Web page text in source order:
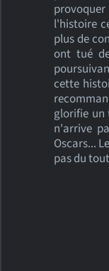
l'histoire
plus de
ont tué
cette
glorifie un
n'arrive
Oscars...
pas du